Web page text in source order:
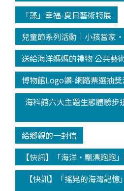
「藻」幸福-夏日藝術特展
兒童節系列活動│小孩當家
送給海洋媽媽的禮物 公共藝
博物館Logo讚-網路票選抽獎
海科館六大主題生態體驗步
給鄉親的一封信
【快訊】「海洋‧飄漂跑跑
【快訊】「搖晃的海灣記